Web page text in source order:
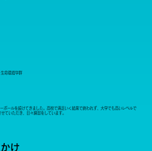
生命環境学群
け
ボールを続けてきました。高校で満足いく結果で終われず、大学でも高いレベルで
ていただき、日々練習をしています。